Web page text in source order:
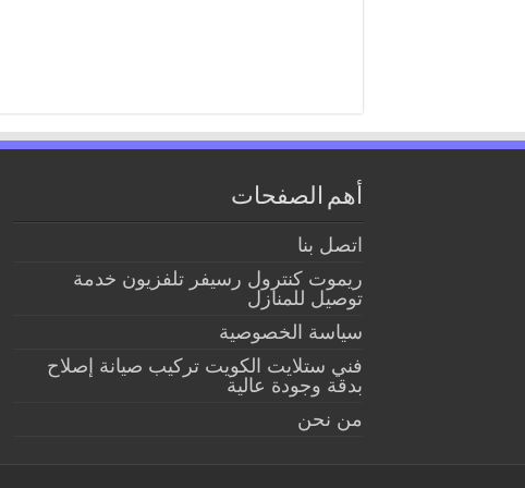
أهم الصفحات
اتصل بنا
ريموت كنترول رسيفر تلفزيون خدمة
توصيل للمنازل
سياسة الخصوصية
فني ستلايت الكويت تركيب صيانة إصلاح
بدقة وجودة عالية
من نحن